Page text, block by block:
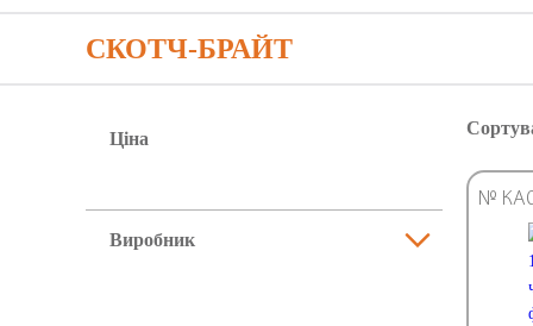
СКОТЧ-БРАЙТ
Ціна
Виробник
№